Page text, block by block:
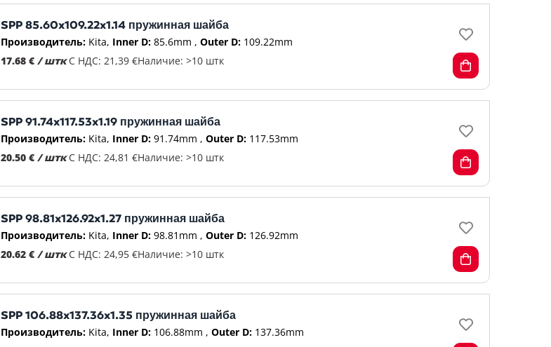
SPP 85.60x109.22x1.14 пружинная шайба
Производитель: Kita Inner D: 85.6mm Outer D: 109.22mm
17.68 € / штк С НДС: 21,39 €Наличие: >10 штк
SPP 91.74x117.53x1.19 пружинная шайба
Производитель: Kita Inner D: 91.74mm Outer D: 117.53mm
20.50 € / штк С НДС: 24,81 €Наличие: >10 штк
SPP 98.81x126.92x1.27 пружинная шайба
Производитель: Kita Inner D: 98.81mm Outer D: 126.92mm
20.62 € / штк С НДС: 24,95 €Наличие: >10 штк
SPP 106.88x137.36x1.35 пружинная шайба
Производитель: Kita Inner D: 106.88mm Outer D: 137.36mm